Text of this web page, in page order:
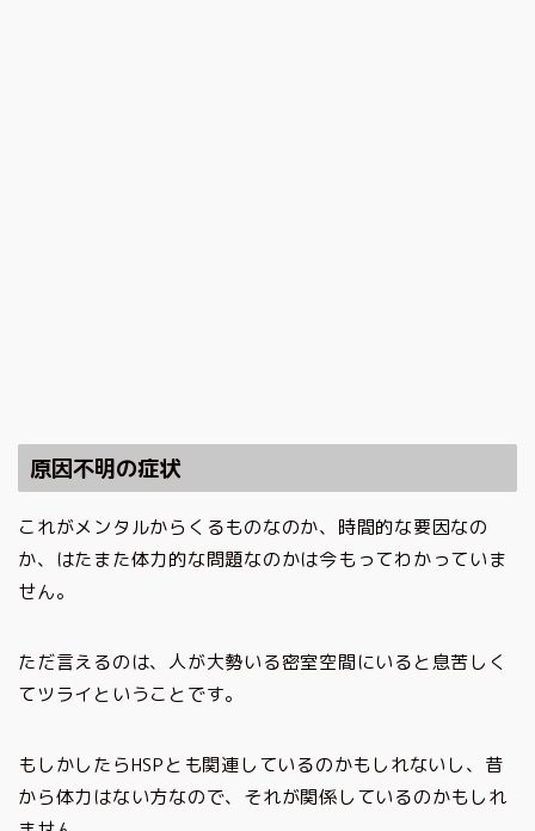
原因不明の症状
これがメンタルからくるものなのか、時間的な要因なの
か、はたまた体力的な問題なのかは今もってわかっていま
せん。
ただ言えるのは、人が大勢いる密室空間にいると息苦しく
てツライということです。
もしかしたらHSPとも関連しているのかもしれないし、昔
から体力はない方なので、それが関係しているのかもしれ